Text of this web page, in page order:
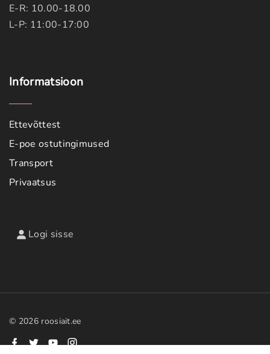
E-R: 10.00-18.00
L-P: 11:00-17:00
Informatsioon
Ettevõttest
E-poe ostutingimused
Transport
Privaatsus
Logi sisse
© 2026roosiait.ee
a w o n